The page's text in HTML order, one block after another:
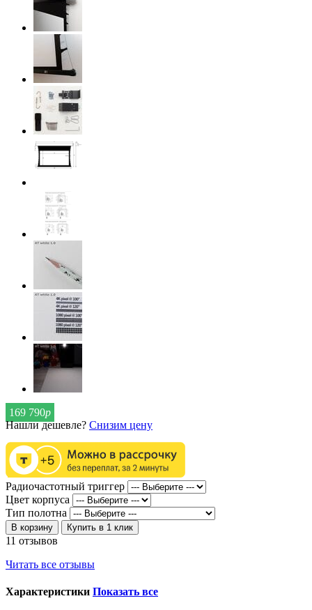
169 790р
Нашли дешевле? Снизим цену
Радиочастотный триггер
Цвет корпуса
Тип полотна
В корзину Купить в 1 клик
11 отзывов
Читать все отзывы
Характеристики Показать все